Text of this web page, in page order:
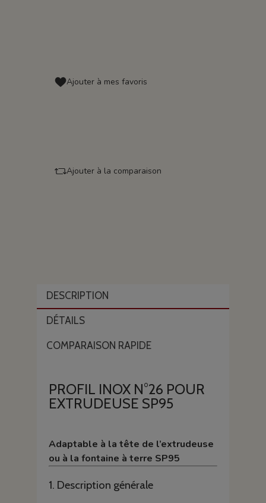
Ajouter à mes favoris
Ajouter à la comparaison
DESCRIPTION
DÉTAILS
COMPARAISON RAPIDE
PROFIL INOX N°26 POUR
EXTRUDEUSE SP95
Adaptable à la tête de l’extrudeuse
ou à la fontaine à terre SP95
1. Description générale